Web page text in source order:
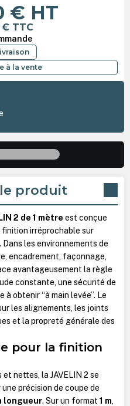
€ HT
€ TTC
à la vente
produit
2 de 1 mètre est conçue
irréprochable sur
les environnements de
encadrement, façonnage,
avantageusement la règle
constante, une sécurité de
obtenir “à main levée”. Le
les alignements, les joints
et la propreté générale des
pour la finition
nettes, la JAVELIN 2 se
précision de coupe de
longueur. Sur un format 1 m,